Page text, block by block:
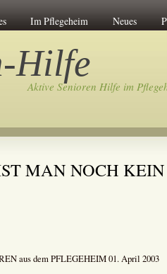
Im Pflegeheim Neues
Hilfe
Aktive Senioren Hilfe im
MAN NOCH
aus dem PFLEGEHEIM 01. April 2003